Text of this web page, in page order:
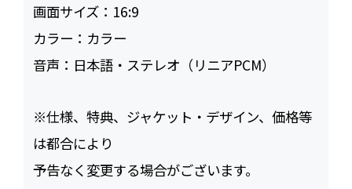
画面サイズ： 16:9
カラー： カラー
音声： 日本語・ステレオ（リニアPCM）
※仕様、特典、ジャケット・デザイン、価格等
は都合により
予告なく変更する場合がございます。